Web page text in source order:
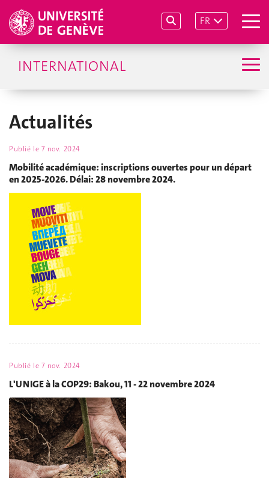
FR
INTERNATIONAL
Actualités
Publié le 7 nov. 2024
Mobilité académique: inscriptions ouvertes pour un départ
en 2025-2026. Délai: 28 novembre 2024.
Publié le 7 nov. 2024
L'UNIGE à la COP29: Bakou, 11 - 22 novembre 2024